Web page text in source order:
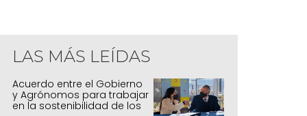
LAS MÁS LEÍDAS
Acuerdo entre el Gobierno
y Agrónomos para trabajar
en la sostenibilidad de los